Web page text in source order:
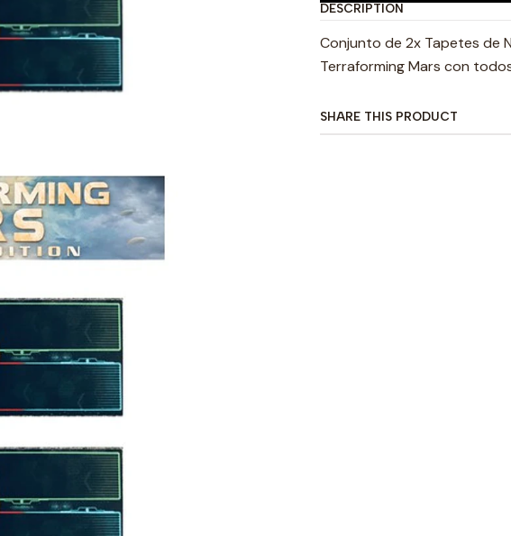
DESCRIPTION
Conjunto de 2x Tapetes de
Terraforming Mars con
SHARE THIS PRODUCT